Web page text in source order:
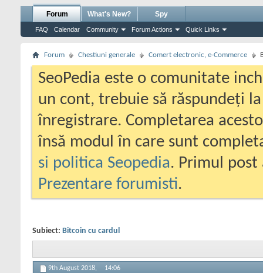
Forum
FAQ Calendar Community Forum Actions Quick Links
What's New? Spy
Forum Chestiuni generale Comert electronic, e-Commerce
SeoPedia este o comunitate
un cont, trebuie să răspundeți
înregistrare. Completarea
însă modul în care sunt
si politica Seopedia. Primul
Prezentare forumisti.
Subiect: Bitcoin cu cardul
9th August 2018, 14:06